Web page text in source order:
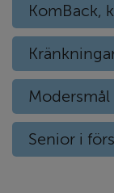
KomBack,
Senior i